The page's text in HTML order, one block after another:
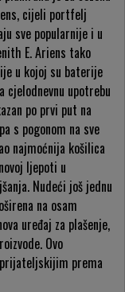
cijeli portfelj
sve popularnije i u
E. Ariens tako
u kojoj su baterije
cjelodnevnu upotrebu
po prvi put na
s pogonom na sve
najmoćnija košilica
ljepoti u
Nudeći još jednu
na osam
uređaj za plašenje,
Ovo
prema